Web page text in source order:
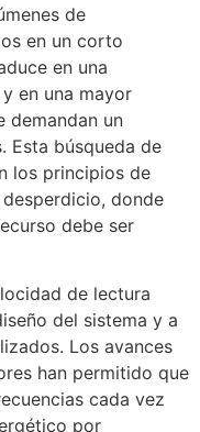
de
en un corto
en una
en una mayor
demandan un
Esta búsqueda de
los principios de
donde
debe ser
de lectura
del sistema y a
Los avances
han permitido que
cada vez
por